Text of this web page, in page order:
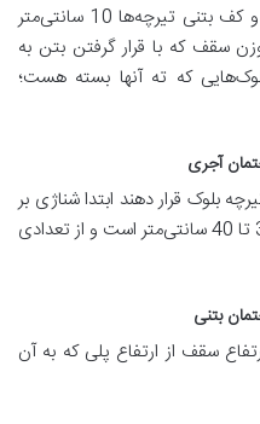
کمترین مقدار عرض کلاف‌های عرضی و کف بتنی تیرچه‌ها 10 سانتی‌متر
سقف که با قرار گرفتن بتن به
که ته آنها بسته هست؛
آجری
بلوک قرار دهند ابتدا شناژی بر
روی دیوار ایجاد می‌کنند که طول آن 35 تا 40 سانتی‌متر است و از تعدادی
بتنی
سقف از ارتفاع پلی که به آن